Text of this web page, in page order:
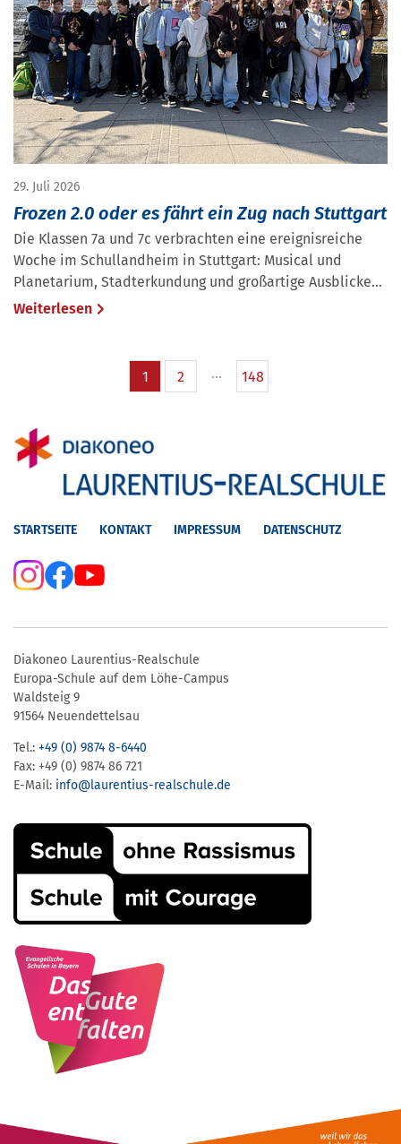
29. Juli 2026
Frozen 2.0 oder es fährt ein Zug nach Stuttgart
Die Klassen 7a und 7c verbrachten eine ereignisreiche
Woche im Schullandheim in Stuttgart: Musical und
Planetarium, Stadterkundung und großartige Ausblicke...
Weiterlesen
1 2 148
STARTSEITE KONTAKT IMPRESSUM DATENSCHUTZ
Diakoneo Laurentius-Realschule
Europa-Schule auf dem Löhe-Campus
Waldsteig 9
91564 Neuendettelsau
Tel.: +49 (0) 9874 8-6440
Fax: +49 (0) 9874 86 721
E-Mail: info@laurentius-realschule.de